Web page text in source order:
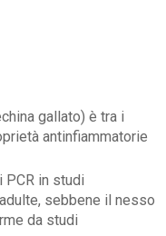
gallato) è tra i
antinfiammatorie
PCR in studi
sebbene il nesso
da studi